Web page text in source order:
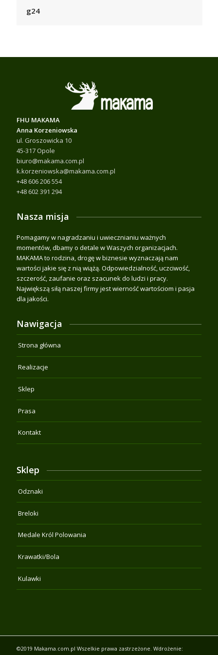
g24
FHU MAKAMA
Anna Korzeniowska
ul. Groszowicka 10
45-317 Opole
biuro@makama.com.pl
k.korzeniowska@makama.com.pl
+48 606 206 554
+48 602 391 294
Nasza misja
Pomagamy w nagradzaniu i uwiecznianiu ważnych
momentów, dbamy o detale w Waszych organizacjach.
MAKAMA to rodzina, drogę w biznesie wyznaczają nam
wartości jakie się z nią wiążą. Odpowiedzialność, uczciwość,
szczerość, zaufanie oraz szacunek do ludzi i pracy.
Największą siłą naszej firmy jest wierność wartościom i pasja
dla jakości.
Nawigacja
Strona główna
Realizacje
Sklep
Prasa
Kontakt
Sklep
Odznaki
Breloki
Medale Król Polowania
Krawatki/Bola
Kulawki
©2019 Makama.com.pl Wszelkie prawa zastrzeżone. Wdrożenie: